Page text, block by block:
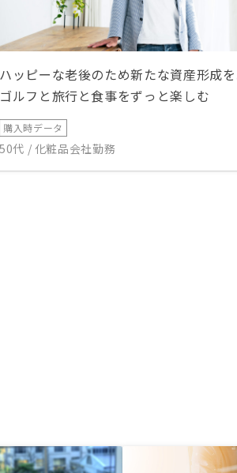
ハッピーな老後のため新たな資産形成を
ゴルフと旅行と食事をずっと楽しむ
購入時データ
50代 / 化粧品会社勤務